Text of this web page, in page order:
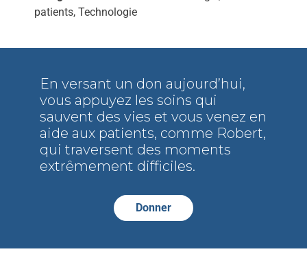
patients, Technologie
En versant un don aujourd’hui,
vous appuyez les soins qui
sauvent des vies et vous venez en
aide aux patients, comme Robert,
qui traversent des moments
extrêmement difficiles.
Donner